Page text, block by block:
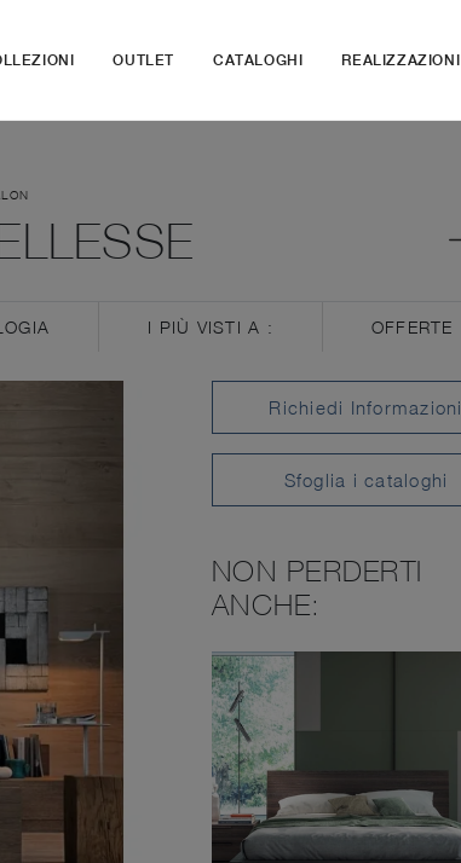
OUTLET CATALOGHI REALIZZAZIONI
I PIÙ VISTI A : OFFERTE
Richiedi Informazioni
Sfoglia i cataloghi
NON PERDERTI
ANCHE: